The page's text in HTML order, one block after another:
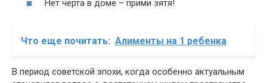
Нет черта в доме – прими зятя!
Что еще почитать: Алименты на 1 ребенка
В период советской эпохи, когда особенно актуальным